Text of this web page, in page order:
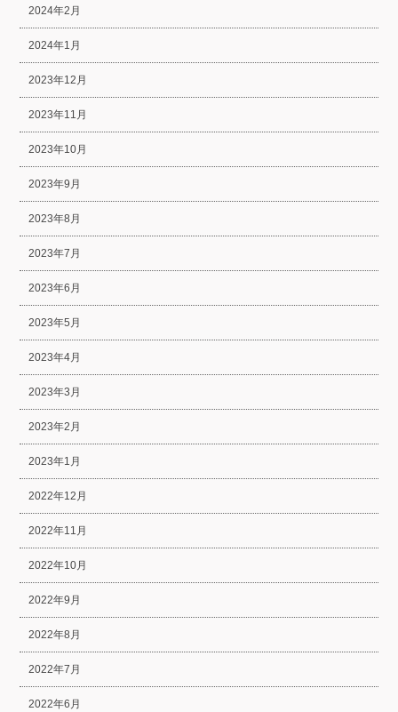
2024年2月
2024年1月
2023年12月
2023年11月
2023年10月
2023年9月
2023年8月
2023年7月
2023年6月
2023年5月
2023年4月
2023年3月
2023年2月
2023年1月
2022年12月
2022年11月
2022年10月
2022年9月
2022年8月
2022年7月
2022年6月